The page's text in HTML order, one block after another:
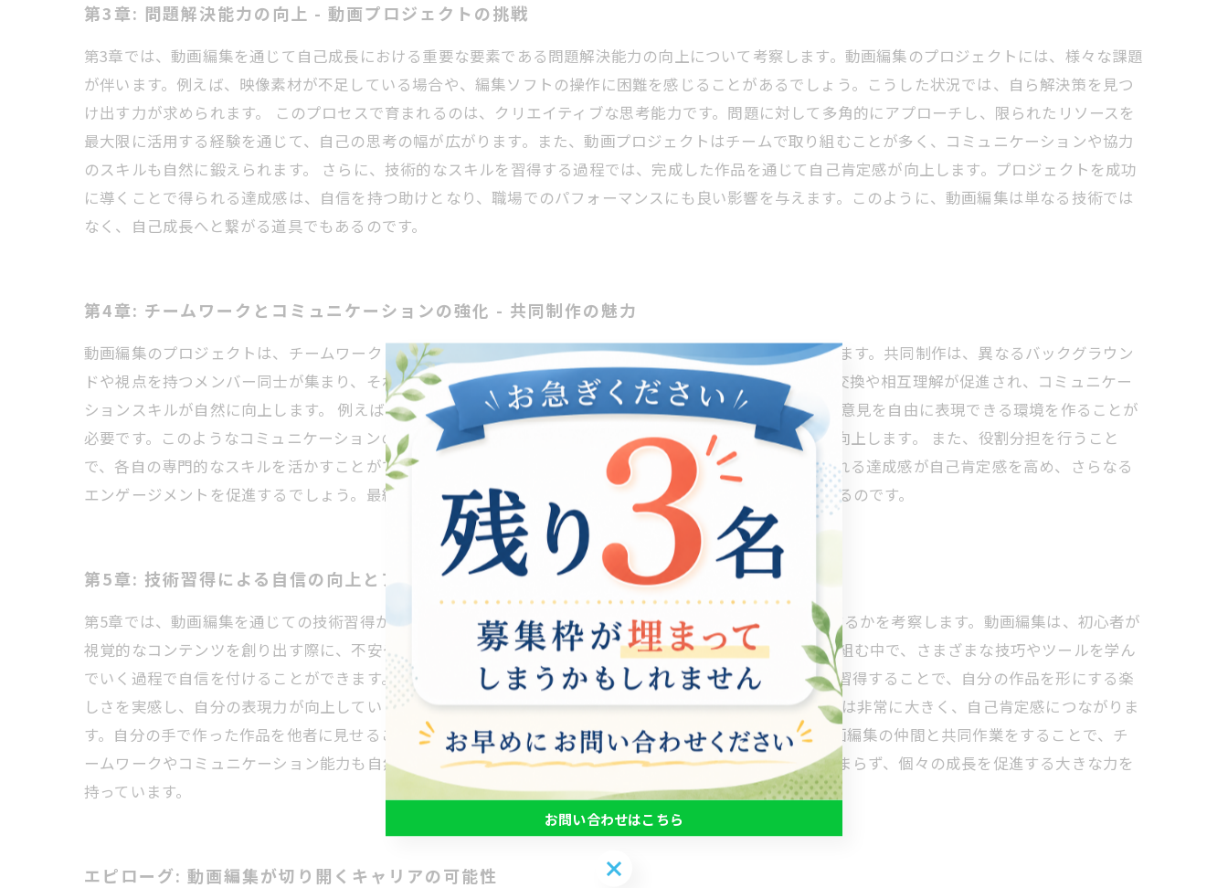
第3章: 問題解決能力の向上 - 動画プロジェクトの挑戦
第3章では、動画編集を通じて自己成長における重要な要素である問題解決能力の向上について考察します。動画編集のプロジェクトには、様々な課題
が伴います。例えば、映像素材が不足している場合や、編集ソフトの操作に困難を感じることがあるでしょう。こうした状況では、自ら解決策を見つ
け出す力が求められます。 このプロセスで育まれるのは、クリエイティブな思考能力です。問題に対して多角的にアプローチし、限られたリソースを
最大限に活用する経験を通じて、自己の思考の幅が広がります。また、動画プロジェクトはチームで取り組むことが多く、コミュニケーションや協力
のスキルも自然に鍛えられます。 さらに、技術的なスキルを習得する過程では、完成した作品を通じて自己肯定感が向上します。プロジェクトを成功
に導くことで得られる達成感は、自信を持つ助けとなり、職場でのパフォーマンスにも良い影響を与えます。このように、動画編集は単なる技術では
なく、自己成長へと繋がる道具でもあるのです。
第4章: チームワークとコミュニケーションの強化 - 共同制作の魅力
動画編集のプロジェクトは、チームワークとコミュニケーションの強化において非常に重要な役割を果たします。共同制作は、異なるバックグラウン
ドや視点を持つメンバー同士が集まり、それぞれのアイデアを融合させるプロセスです。この過程で、意見交換や相互理解が促進され、コミュニケー
ションスキルが自然に向上します。 例えば、動画編集のストーリーラインを決める段階では、全員が自分の意見を自由に表現できる環境を作ることが
必要です。このようなコミュニケーションの中で、メンバー同士が信頼関係を築き、チーム全体の生産性も向上します。 また、役割分担を行うこと
で、各自の専門的なスキルを活かすことができ、チームとしての一体感も生まれます。このプロセスで得られる達成感が自己肯定感を高め、さらなる
エンゲージメントを促進するでしょう。最終的には、これらの体験が職場でのパフォーマンス向上につながるのです。
第5章: 技術習得による自信の向上とアイデンティティの確立
第5章では、動画編集を通じての技術習得がどのように自信の向上と新たなアイデンティティの確立に寄与するかを考察します。動画編集は、初心者が
視覚的なコンテンツを創り出す際に、不安や戸惑いを感じることが多いですが、実際にプロジェクトに取り組む中で、さまざまな技巧やツールを学ん
でいく過程で自信を付けることができます。特に、編集ソフトウェアの操作方法やエフェクトの適用方法を習得することで、自分の作品を形にする楽
しさを実感し、自分の表現力が向上していくことを感じるでしょう。 さらに、動画を完成させた時の達成感は非常に大きく、自己肯定感につながりま
す。自分の手で作った作品を他者に見せることで、自己アイデンティティの確立にも寄与します。また、動画編集の仲間と共同作業をすることで、チ
ームワークやコミュニケーション能力も自然と向上します。このように、動画編集は単なる技術習得にとどまらず、個々の成長を促進する大きな力を
持っています。
エピローグ: 動画編集が切り開くキャリアの可能性 お問い合わせはこちら
お問い合わせはこちら